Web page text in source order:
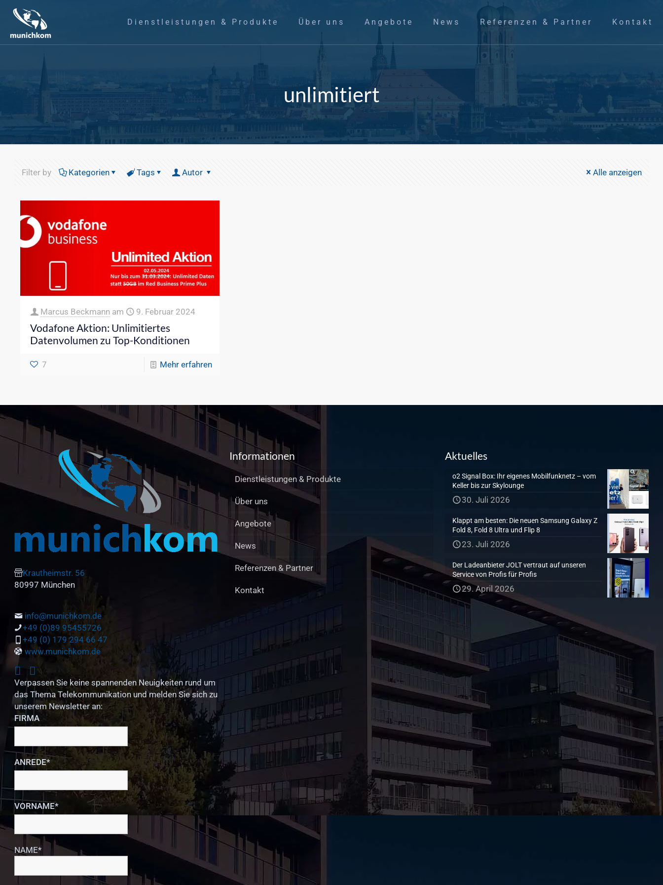
Dienstleistungen & Produkte Über uns Angebote News Referenzen & Partner Kontakt
unlimitiert
Filter by Kategorien Tags Autor Alle anzeigen
Marcus Beckmann am 9. Februar 2024
Vodafone Aktion: Unlimitiertes
Datenvolumen zu Top-Konditionen
7 Mehr erfahren
Krautheimstr. 56
80997 München
info@munichkom.de
+49 (0)89 95455726
+49 (0) 179 294 66 47
www.munichkom.de
Verpassen Sie keine spannenden Neuigkeiten rund um
das Thema Telekommunikation und melden Sie sich zu
unserem Newsletter an:
FIRMA
ANREDE*
VORNAME*
NAME*
Informationen
Dienstleistungen & Produkte
Über uns
Angebote
News
Referenzen & Partner
Kontakt
Aktuelles
o2 Signal Box: Ihr eigenes Mobilfunknetz – vom
Keller bis zur Skylounge
30. Juli 2026
Klappt am besten: Die neuen Samsung Galaxy Z
Fold 8, Fold 8 Ultra und Flip 8
23. Juli 2026
Der Ladeanbieter JOLT vertraut auf unseren
Service von Profis für Profis
29. April 2026